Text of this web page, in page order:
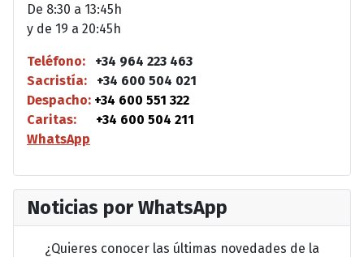
De 8:30 a 13:45h
y de 19 a 20:45h
Teléfono: +34 964 223 463
Sacristía: +34 600 504 021
Despacho: +34 600 551 322
Caritas: +34 600 504 211
WhatsApp
Noticias por WhatsApp
¿Quieres conocer las últimas novedades de la